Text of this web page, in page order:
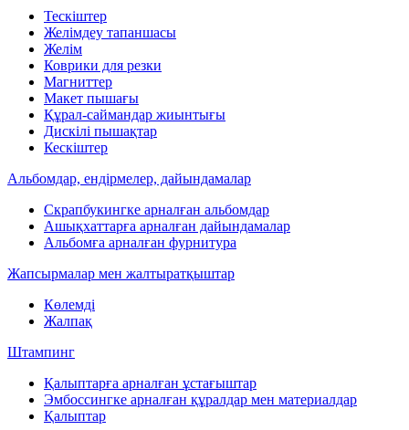
Тескіштер
Желімдеу тапаншасы
Желім
Коврики для резки
Магниттер
Макет пышағы
Құрал-саймандар жиынтығы
Дискілі пышақтар
Кескіштер
Альбомдар, ендірмелер, дайындамалар
Скрапбукингке арналған альбомдар
Ашықхаттарға арналған дайындамалар
Альбомға арналған фурнитура
Жапсырмалар мен жалтыратқыштар
Көлемді
Жалпақ
Штампинг
Қалыптарға арналған ұстағыштар
Эмбоссингке арналған құралдар мен материалдар
Қалыптар